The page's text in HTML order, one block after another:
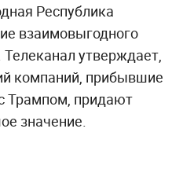
Республика
взаимовыгодного
утверждает,
компаний, прибывшие
Трампом, придают
значение.